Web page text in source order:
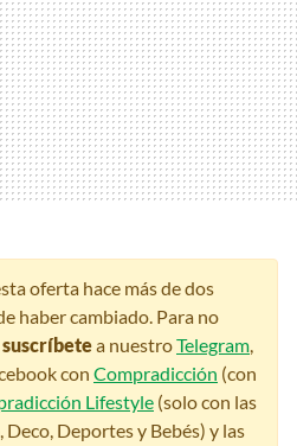
oferta hace más de dos
haber cambiado. Para no
suscríbetea nuestroTelegram,
con Compradicción (con
Lifestyle (solo con las
Deportes y Bebés) y las